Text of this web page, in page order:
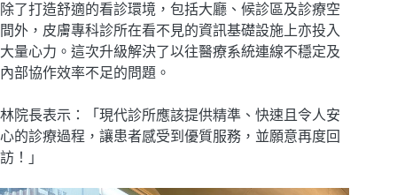
除了打造舒適的看診環境，包括大廳、候診區及診療空
間外，皮膚專科診所在看不見的資訊基礎設施上亦投入
大量心力。這次升級解決了以往醫療系統連線不穩定及
內部協作效率不足的問題。
林院長表示：「現代診所應該提供精準、快速且令人安
心的診療過程，讓患者感受到優質服務，並願意再度回
訪！」